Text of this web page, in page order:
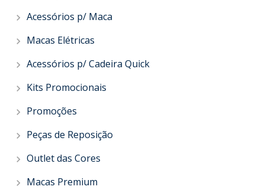
Acessórios p/ Maca
Macas Elétricas
Acessórios p/ Cadeira Quick
Kits Promocionais
Promoções
Peças de Reposição
Outlet das Cores
Macas Premium